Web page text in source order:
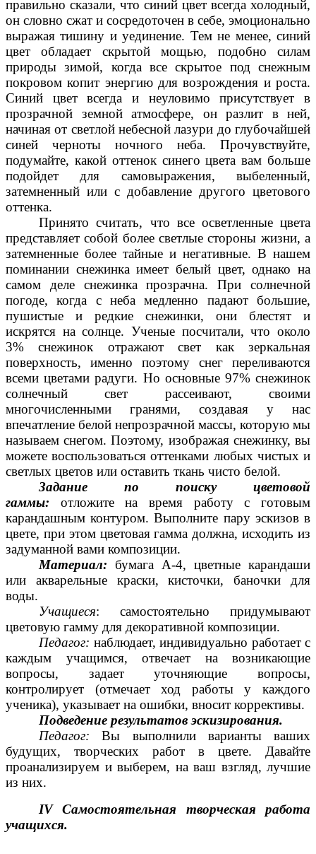
правильно сказали, что синий цвет всегда холодный,
он словно сжат и сосредоточен в себе, эмоционально
выражая тишину и уединение. Тем не менее, синий
цвет обладает скрытой мощью, подобно силам
природы зимой, когда все скрытое под снежным
покровом копит энергию для возрождения и роста.
Синий цвет всегда и неуловимо присутствует в
прозрачной земной атмосфере, он разлит в ней,
начиная от светлой небесной лазури до глубочайшей
синей черноты ночного неба. Прочувствуйте,
подумайте, какой оттенок синего цвета вам больше
подойдет для самовыражения, выбеленный,
затемненный или с добавление другого цветового
оттенка.
Принято считать, что все осветленные цвета
представляет собой более светлые стороны жизни, а
затемненные более тайные и негативные. В нашем
поминании снежинка имеет белый цвет, однако на
самом деле снежинка прозрачна. При солнечной
погоде, когда с неба медленно падают большие,
пушистые и редкие снежинки, они блестят и
искрятся на солнце. Ученые посчитали, что около
3% снежинок отражают свет как зеркальная
поверхность, именно поэтому снег переливаются
всеми цветами радуги. Но основные 97% снежинок
солнечный свет рассеивают, своими
многочисленными гранями, создавая у нас
впечатление белой непрозрачной массы, которую мы
называем снегом. Поэтому, изображая снежинку, вы
можете воспользоваться оттенками любых чистых и
светлых цветов или оставить ткань чисто белой.
Задание по поиску цветовой
гаммы: отложите на время работу с готовым
карандашным контуром. Выполните пару эскизов в
цвете, при этом цветовая гамма должна, исходить из
задуманной вами композиции.
Материал: бумага А-4, цветные карандаши
или акварельные краски, кисточки, баночки для
воды.
Учащиеся: самостоятельно придумывают
цветовую гамму для декоративной композиции.
Педагог: наблюдает, индивидуально работает с
каждым учащимся, отвечает на возникающие
вопросы, задает уточняющие вопросы,
контролирует (отмечает ход работы у каждого
ученика), указывает на ошибки, вносит коррективы.
Подведение результатов эскизирования.
Педагог:Вы выполнили варианты ваших
будущих, творческих работ в цвете. Давайте
проанализируем и выберем, на ваш взгляд, лучшие
из них.
IV Самостоятельная творческая работа
учащихся.